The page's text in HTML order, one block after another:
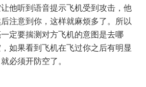
他听到语音提示飞机受到攻击，他
注意到你，这样就麻烦多了。所以
定要揣测对方飞机的意图是去哪
如果看到飞机在飞过你之后有明显
必须开防空了。